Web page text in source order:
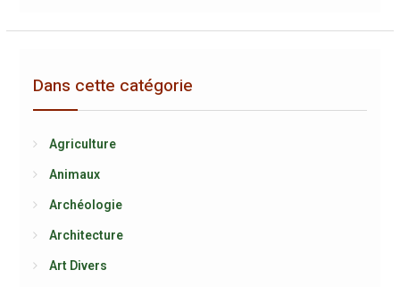
Dans cette catégorie
Agriculture
Animaux
Archéologie
Architecture
Art Divers